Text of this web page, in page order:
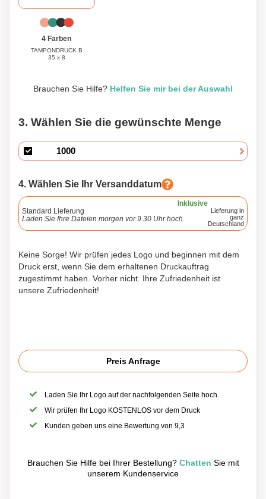
4 Farben
TAMPONDRUCK B
35 x 8
Brauchen Sie Hilfe? Helfen Sie mir bei der Auswahl
3. Wählen Sie die gewünschte Menge
4. Wählen Sie Ihr Versanddatum
Inklusive
Standard Lieferung
Laden Sie Ihre Dateien morgen vor 9.30 Uhr hoch.
Lieferung in
ganz
Deutschland
Keine Sorge! Wir prüfen jedes Logo und beginnen mit dem
Druck erst, wenn Sie dem erhaltenen Druckauftrag
zugestimmt haben. Vorher nicht. Ihre Zufriedenheit ist
unsere Zufriedenheit!
Preis Anfrage
Laden Sie Ihr Logo auf der nachfolgenden Seite hoch
Wir prüfen Ihr Logo KOSTENLOS vor dem Druck
Kunden geben uns eine Bewertung von 9,3
Brauchen Sie Hilfe bei Ihrer Bestellung? Chatten Sie mit
unserem Kundenservice